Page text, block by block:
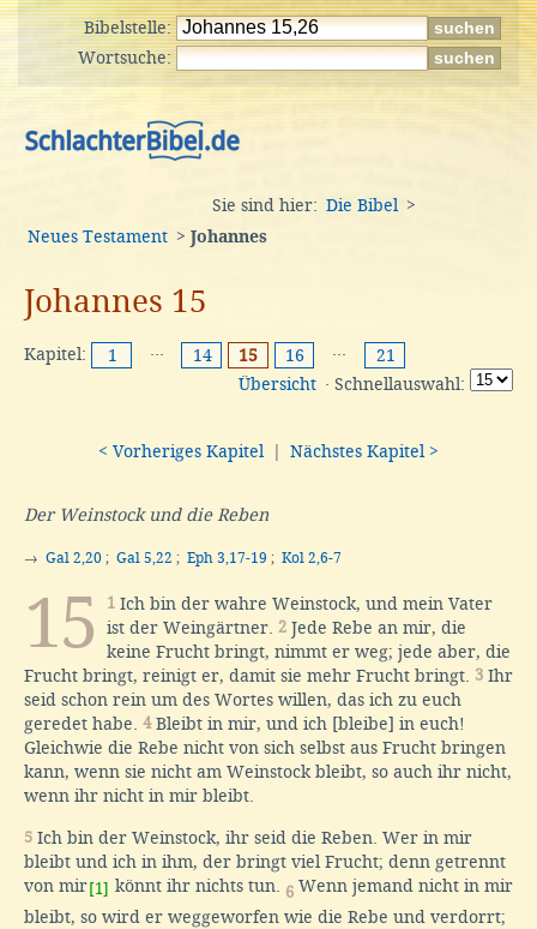
Bibelstelle:
Wortsuche:
Sie sind hier: Die Bibel
>
Neues Testament > Johannes
Johannes 15
Kapitel: 1 ··· 14 15 16 ···
21
Übersicht · Schnellauswahl:
< Vorheriges Kapitel Nächstes Kapitel >
Der Weinstock und die Reben
→ Gal 2,20 ; Gal 5,22 ; Eph 3,17-19 ; Kol 2,6-7
15 1 Ich bin der wahre Weinstock, und mein Vater
ist der Weingärtner. 2 Jede Rebe an mir, die
keine Frucht bringt, nimmt er weg; jede aber, die
Frucht bringt, reinigt er, damit sie mehr Frucht bringt. 3 Ihr
seid schon rein um des Wortes willen, das ich zu euch
geredet habe. 4Bleibt in mir, und ich [bleibe] in euch!
Gleichwie die Rebe nicht von sich selbst aus Frucht bringen
kann, wenn sie nicht am Weinstock bleibt, so auch ihr nicht,
wenn ihr nicht in mir bleibt.
5 Ich bin der Weinstock, ihr seid die Reben. Wer in mir
bleibt und ich in ihm, der bringt viel Frucht; denn getrennt
von mir [1] könnt ihr nichts tun. 6 Wenn jemand nicht in mir
bleibt, so wird er weggeworfen wie die Rebe und verdorrt;